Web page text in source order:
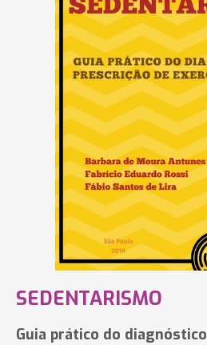
SEDENTARISMO
Guia prático do